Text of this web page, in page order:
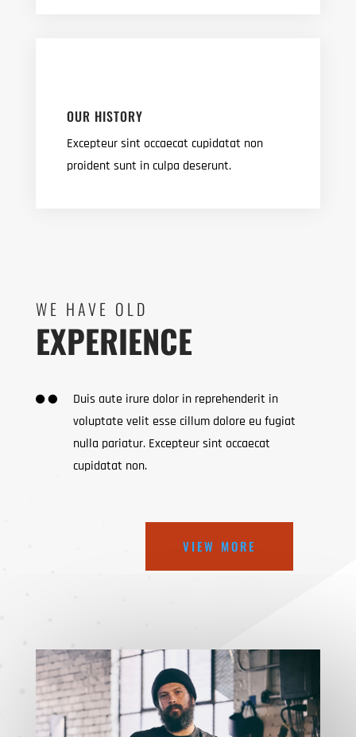
OUR HISTORY
Excepteur sint occaecat cupidatat non
proident sunt in culpa deserunt.
WE HAVE OLD
EXPERIENCE

Duis aute irure dolor in reprehenderit in
voluptate velit esse cillum dolore eu fugiat
nulla pariatur. Excepteur sint occaecat
cupidatat non.
VIEW MORE